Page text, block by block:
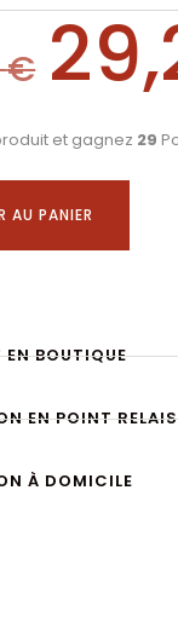
€
et gagnez 29
AU PANIER
EN BOUTIQUE
EN POINT RELAIS
À DOMICILE